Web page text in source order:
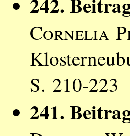
Cornelia
S. 210-223
241.